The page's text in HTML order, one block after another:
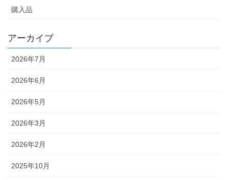
購入品
アーカイブ
2026年7月
2026年6月
2026年5月
2026年3月
2026年2月
2025年10月